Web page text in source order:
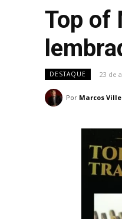
Top of
DESTAQUE 23 de
Por Marcos